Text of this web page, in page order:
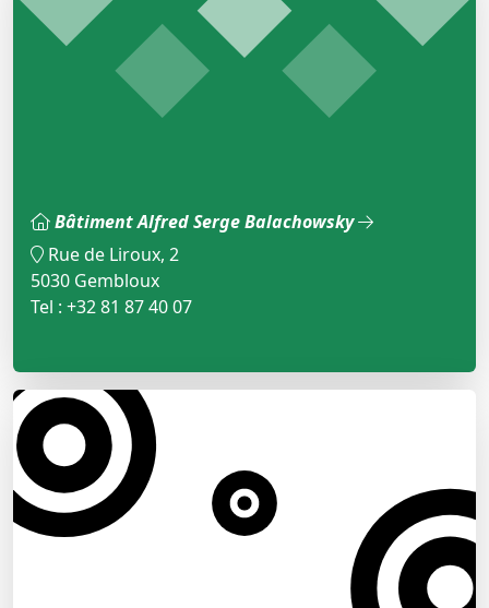
Bâtiment Alfred Serge Balachowsky
Rue de Liroux, 2
5030 Gembloux
Tel : +32 81 87 40 07